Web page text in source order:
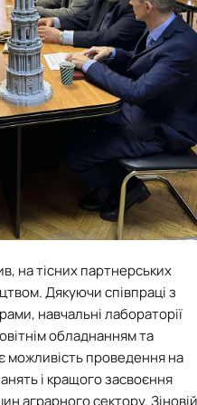
на тісних партнерських
Дякуючи співпраці з
навчальні лабораторії
обладнанням та
можливість проведення на
і кращого засвоєння
аграрного сектору.Зіновій